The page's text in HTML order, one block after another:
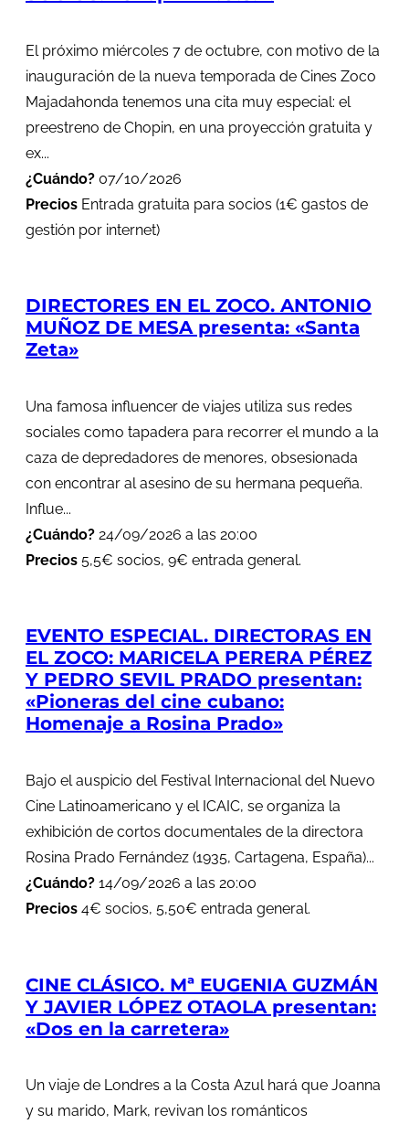
El próximo miércoles 7 de octubre, con motivo de la
inauguración de la nueva temporada de Cines Zoco
Majadahonda tenemos una cita muy especial: el
preestreno de Chopin, en una proyección gratuita y
ex...
¿Cuándo? 07/10/2026
Precios Entrada gratuita para socios (1€ gastos de
gestión por internet)
DIRECTORES EN EL ZOCO. ANTONIO
MUÑOZ DE MESA presenta: «Santa
Zeta»
Una famosa influencer de viajes utiliza sus redes
sociales como tapadera para recorrer el mundo a la
caza de depredadores de menores, obsesionada
con encontrar al asesino de su hermana pequeña.
Influe...
¿Cuándo? 24/09/2026 a las 20:00
Precios 5,5€ socios, 9€ entrada general.
EVENTO ESPECIAL. DIRECTORAS EN
EL ZOCO: MARICELA PERERA PÉREZ
Y PEDRO SEVIL PRADO presentan:
«Pioneras del cine cubano:
Homenaje a Rosina Prado»
Bajo el auspicio del Festival Internacional del Nuevo
Cine Latinoamericano y el ICAIC, se organiza la
exhibición de cortos documentales de la directora
Rosina Prado Fernández (1935, Cartagena, España)...
¿Cuándo? 14/09/2026 a las 20:00
Precios 4€ socios, 5,50€ entrada general.
CINE CLÁSICO. Mª EUGENIA GUZMÁN
Y JAVIER LÓPEZ OTAOLA presentan:
«Dos en la carretera»
Un viaje de Londres a la Costa Azul hará que Joanna
y su marido, Mark, revivan los románticos